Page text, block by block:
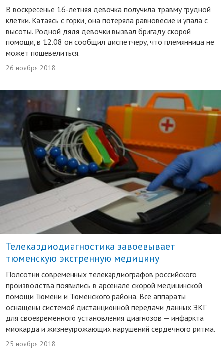
В воскресенье 16-летняя девочка получила травму грудной
клетки. Катаясь с горки, она потеряла равновесие и упала с
высоты. Родной дядя девочки вызвал бригаду скорой
помощи, в 12.08 он сообщил диспетчеру, что племянница не
может пошевелиться.
26 ноября 2018
Телекардиодиагностика завоевывает
тюменскую экстренную медицину
Полсотни современных телекардиографов российского
производства появились в арсенале скорой медицинской
помощи Тюмени и Тюменского района. Все аппараты
оснащены системой дистанционной передачи данных ЭКГ
для своевременного установления диагнозов — инфаркта
миокарда и жизнеугрожающих нарушений сердечного ритма.
25 ноября 2018